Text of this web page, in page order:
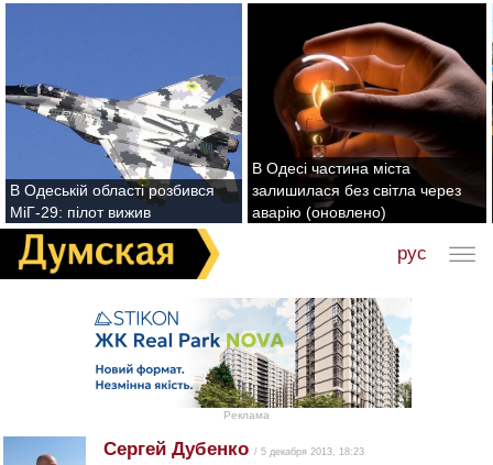
В Одеській області розбився
МіГ-29: пілот вижив
В Одесі частина міста
залишилася без світла через
аварію (оновлено)
рус
Реклама
Сергей Дубенко / 5 декабря 2013, 18:23